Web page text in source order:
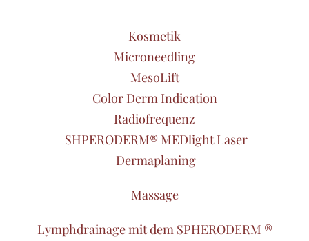
Kosmetik
Microneedling
MesoLift
Color Derm Indication
Radiofrequenz
SHPERODERM® MEDlight Laser
Dermaplaning
Massage
Lymphdrainage mit dem SPHERODERM ®